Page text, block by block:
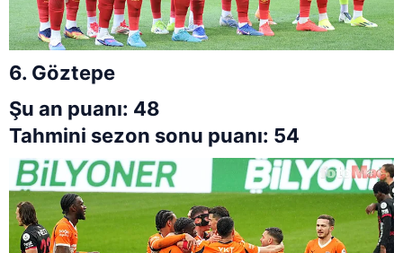
6. Göztepe
Şu an puanı: 48
Tahmini sezon sonu puanı: 54